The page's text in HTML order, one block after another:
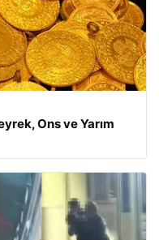
Ons ve Yarım